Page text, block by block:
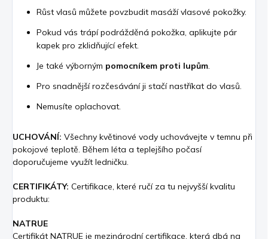
Růst vlasů můžete povzbudit masáží vlasové pokožky.
Pokud vás trápí podrážděná pokožka, aplikujte pár
kapek pro zklidňující efekt.
Je také výborným pomocníkem proti lupům.
Pro snadnější rozčesávání ji stačí nastříkat do vlasů.
Nemusíte oplachovat.
UCHOVÁNÍ: Všechny květinové vody uchovávejte v temnu při
pokojové teplotě. Během léta a teplejšího počasí
doporučujeme využít ledničku.
CERTIFIKÁTY: Certifikace, které ručí za tu nejvyšší kvalitu
produktu:
NATRUE
Certifikát NATRUE je mezinárodní certifikace, která dbá na